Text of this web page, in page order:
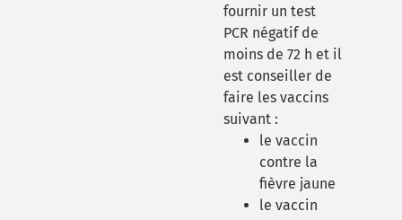
fournir un test
PCR négatif de
moins de 72 h et il
est conseiller de
faire les vaccins
suivant :
le vaccin
contre la
fièvre jaune
le vaccin